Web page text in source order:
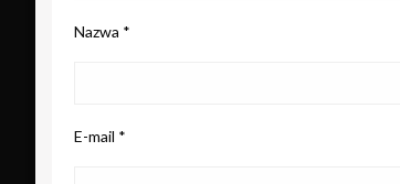
Nazwa *
E-mail *